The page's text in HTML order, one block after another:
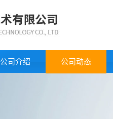
公司介绍 公司动态